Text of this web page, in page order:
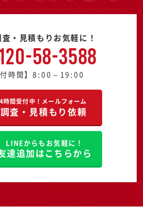
・見積もりお気軽に！
58-3588
付時間】8:00～19:00
時間受付中！メールフォーム
査・見積もり依頼
LINEからもお気軽に！
達追加はこちらから